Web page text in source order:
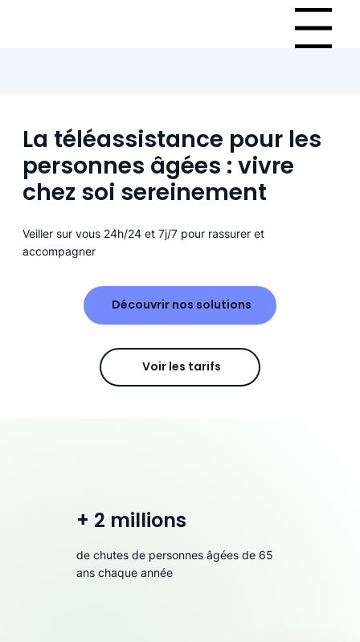
Menu
La téléassistance pour les
personnes âgées : vivre
chez soi sereinement
Veiller sur vous 24h/24 et 7j/7 pour rassurer et
accompagner
Découvrir nos solutions
Voir les tarifs
+ 2 millions
de chutes de personnes âgées de 65
ans chaque année